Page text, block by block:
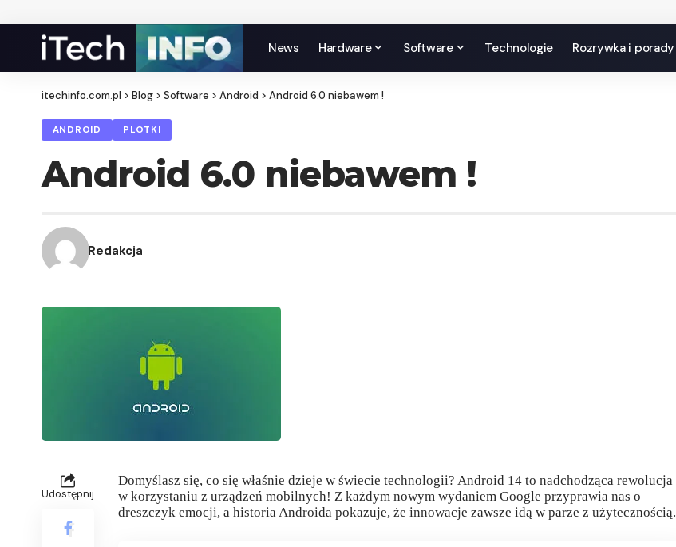
News Hardware Software Technologie Rozrywka i porady
itechinfo.com.pl > Blog > Software > Android > Android 6.0 niebawem !
ANDROID PLOTKI
Android 6.0 niebawem !
Redakcja
Udostępnij
Domyślasz się, co się właśnie dzieje w świecie technologii? Android 14 to nadchodząca rewolucja
w korzystaniu z urządzeń mobilnych! Z każdym nowym wydaniem Google przyprawia nas o
dreszczyk emocji, a historia Androida pokazuje, że innowacje zawsze idą w parze z użytecznością.